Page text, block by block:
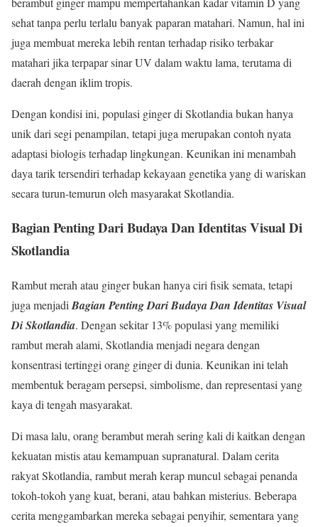
sehat tanpa perlu terlalu banyak paparan matahari. Namun, hal ini
juga membuat mereka lebih rentan terhadap risiko terbakar
matahari jika terpapar sinar UV dalam waktu lama, terutama di
daerah dengan iklim tropis.
Dengan kondisi ini, populasi ginger di Skotlandia bukan hanya
unik dari segi penampilan, tetapi juga merupakan contoh nyata
adaptasi biologis terhadap lingkungan. Keunikan ini menambah
daya tarik tersendiri terhadap kekayaan genetika yang di wariskan
secara turun-temurun oleh masyarakat Skotlandia.
Bagian Penting Dari Budaya Dan Identitas Visual Di
Skotlandia
Rambut merah atau ginger bukan hanya ciri fisik semata, tetapi
juga menjadi Bagian Penting Dari Budaya Dan Identitas Visual
Di Skotlandia. Dengan sekitar 13% populasi yang memiliki
rambut merah alami, Skotlandia menjadi negara dengan
konsentrasi tertinggi orang ginger di dunia. Keunikan ini telah
membentuk beragam persepsi, simbolisme, dan representasi yang
kaya di tengah masyarakat.
Di masa lalu, orang berambut merah sering kali di kaitkan dengan
kekuatan mistis atau kemampuan supranatural. Dalam cerita
rakyat Skotlandia, rambut merah kerap muncul sebagai penanda
tokoh-tokoh yang kuat, berani, atau bahkan misterius. Beberapa
cerita menggambarkan mereka sebagai penyihir, sementara yang